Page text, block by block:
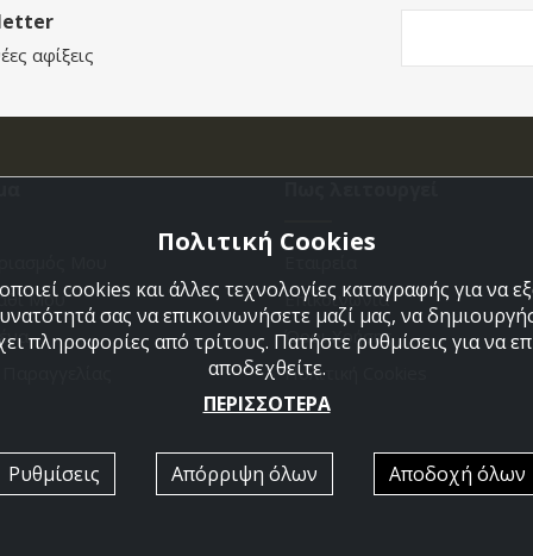
αφίξεις
Μου
Επικοινωνια
Όροι Χρήσης
Πολιτική Cookies
Πολιτική Cookies
cookies και άλλες τεχνολογίες καταγραφής για να
σας να επικοινωνήσετε μαζί μας, να
πληροφορίες από τρίτους. Πατήστε ρυθμίσεις για να
αποδεχθείτε.
ΠΕΡΙΣΣΟΤΕΡΑ
Ρυθμίσεις Απόρριψη όλων Αποδοχή όλων